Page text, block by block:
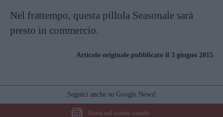
Nel frattempo, questa pillola Seasonale sarà
presto in commercio.
Articolo originale pubblicato il 3 giugno 2015
Seguici anche su Google News!
Entra nel nostro canale